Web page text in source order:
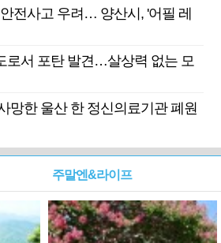
전사고 우려… 양산시, '어필 레
로서 포탄 발견…살상력 없는 모
망한 울산 한 정신의료기관 폐원
주말엔&라이프